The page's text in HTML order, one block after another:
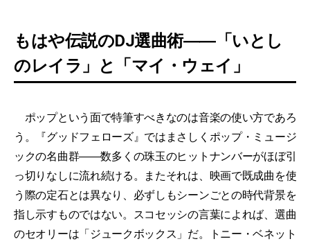
もはや伝説のDJ選曲術――「いとし
のレイラ」と「マイ・ウェイ」
ポップという面で特筆すべきなのは音楽の使い方であろ
う。『グッドフェローズ』ではまさしくポップ・ミュージ
ックの名曲群――数多くの珠玉のヒットナンバーがほぼ引
っ切りなしに流れ続ける。またそれは、映画で既成曲を使
う際の定石とは異なり、必ずしもシーンごとの時代背景を
指し示すものではない。スコセッシの言葉によれば、選曲
のセオリーは「ジュークボックス」だ。トニー・ベネット